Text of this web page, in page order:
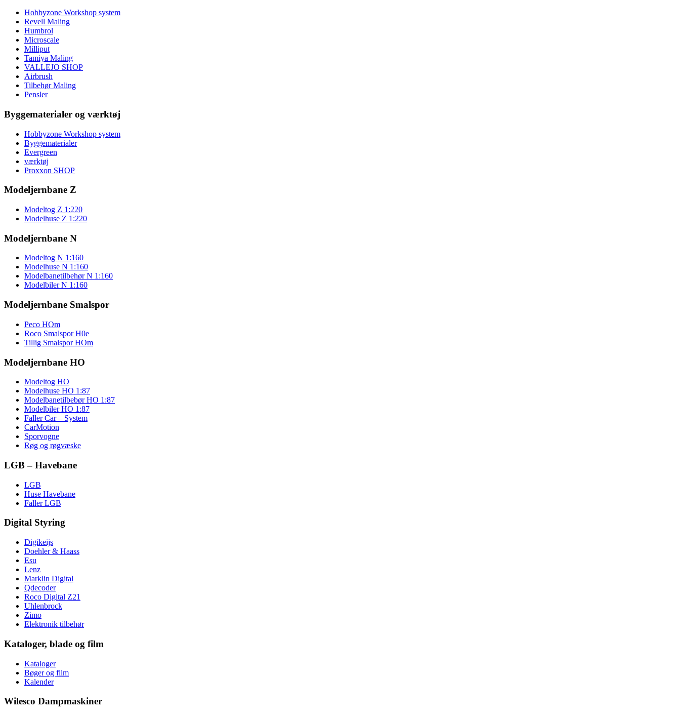
Hobbyzone Workshop system
Revell Maling
Humbrol
Microscale
Milliput
Tamiya Maling
VALLEJO SHOP
Airbrush
Tilbehør Maling
Pensler
Byggematerialer og værktøj
Hobbyzone Workshop system
Byggematerialer
Evergreen
værktøj
Proxxon SHOP
Modeljernbane Z
Modeltog Z 1:220
Modelhuse Z 1:220
Modeljernbane N
Modeltog N 1:160
Modelhuse N 1:160
Modelbanetilbehør N 1:160
Modelbiler N 1:160
Modeljernbane Smalspor
Peco HOm
Roco Smalspor H0e
Tillig Smalspor HOm
Modeljernbane HO
Modeltog HO
Modelhuse HO 1:87
Modelbanetilbebør HO 1:87
Modelbiler HO 1:87
Faller Car – System
CarMotion
Sporvogne
Røg og røgvæske
LGB – Havebane
LGB
Huse Havebane
Faller LGB
Digital Styring
Digikeijs
Doehler & Haass
Esu
Lenz
Marklin Digital
Qdecoder
Roco Digital Z21
Uhlenbrock
Zimo
Elektronik tilbehør
Kataloger, blade og film
Kataloger
Bøger og film
Kalender
Wilesco Dampmaskiner